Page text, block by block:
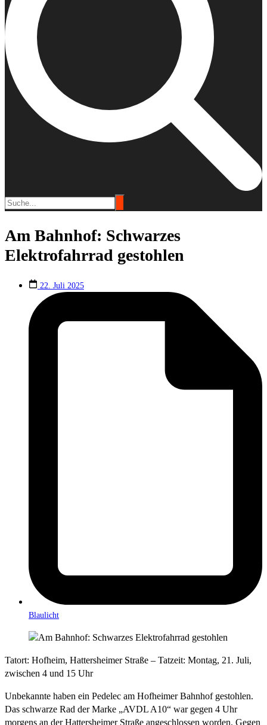
Am Bahnhof: Schwarzes
Elektrofahrrad gestohlen
22. Juli 2025
Blaulicht
Tatort: Hofheim, Hattersheimer Straße – Tatzeit: Montag, 21. Juli,
zwischen 4 und 15 Uhr
Unbekannte haben ein Pedelec am Hofheimer Bahnhof gestohlen.
Das schwarze Rad der Marke „AVDL A10“ war gegen 4 Uhr
morgens an der Hattersheimer Straße angeschlossen worden. Gegen